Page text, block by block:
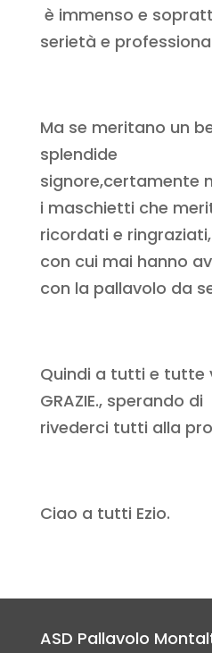
è immenso e
serietà e
Ma se meritano un
splendide
signore,certamente
i maschietti che
ricordati e
con cui mai hanno
con la pallavolo da
Quindi a tutti e tutte
GRAZIE., sperando di
rivederci tutti alla
Ciao a tutti Ezio.
ASD Pallavolo